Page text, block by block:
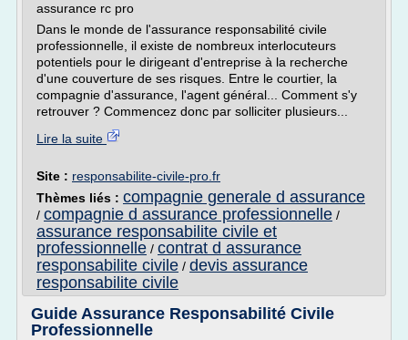
assurance rc pro
Dans le monde de l'assurance responsabilité civile
professionnelle, il existe de nombreux interlocuteurs
potentiels pour le dirigeant d'entreprise à la recherche
d'une couverture de ses risques. Entre le courtier, la
compagnie d'assurance, l'agent général... Comment s'y
retrouver ? Commencez donc par solliciter plusieurs...
Lire la suite
Site : responsabilite-civile-pro.fr
Thèmes liés : compagnie generale d assurance
/ compagnie d assurance professionnelle /
assurance responsabilite civile et
professionnelle / contrat d assurance
responsabilite civile / devis assurance
responsabilite civile
Guide Assurance Responsabilité Civile
Professionnelle